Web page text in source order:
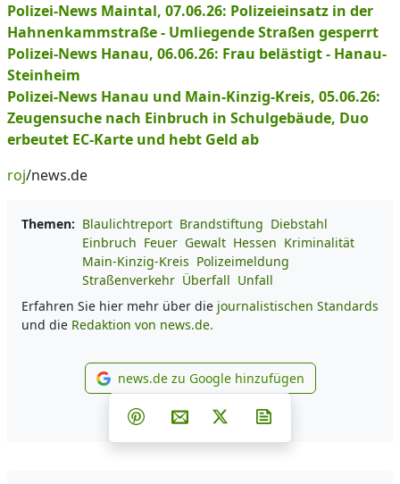
Polizei-News Maintal, 07.06.26: Polizeieinsatz in der
Hahnenkammstraße - Umliegende Straßen gesperrt
Polizei-News Hanau, 06.06.26: Frau belästigt - Hanau-
Steinheim
Polizei-News Hanau und Main-Kinzig-Kreis, 05.06.26:
Zeugensuche nach Einbruch in Schulgebäude, Duo
erbeutet EC-Karte und hebt Geld ab
roj/news.de
Themen: Blaulichtreport Brandstiftung Diebstahl
Einbruch Feuer Gewalt Hessen Kriminalität
Main-Kinzig-Kreis Polizeimeldung
Straßenverkehr Überfall Unfall
Erfahren Sie hier mehr über die journalistischen Standards
und die Redaktion von news.de.
news.de zu Google
news.de zu Google hinzufügen
Teilen auf Facebook
Teilen auf Whatsapp
Teilen auf Telegram
Teilen auf Pinterest
Per E-Mail teilen
Post auf X